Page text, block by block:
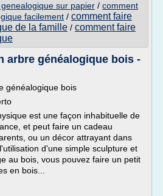
sur papier / comment
facilement / comment faire
de la famille / comment faire
arbre généalogique bois -
généalogique bois
est une façon inhabituelle de
et peut faire un cadeau
ou un décor attrayant dans
d'une simple sculpture et
au bois, vous pouvez faire un petit
en bois...